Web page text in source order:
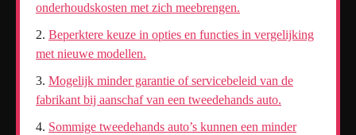
onderhoudskosten met zich meebrengen.
Beperktere keuze in opties en functies in vergelijking
met nieuwe modellen.
Mogelijk minder garantie of servicebeleid van de
fabrikant bij aanschaf van een tweedehands auto.
Sommige tweedehands auto’s kunnen een minder